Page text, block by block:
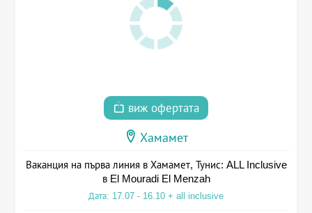
виж офертата
Хамамет
Ваканция на първа линия в Хамамет, Тунис: ALL Inclusive
в El Mouradi El Menzah
Дата: 17.07 - 16.10 + all inclusive